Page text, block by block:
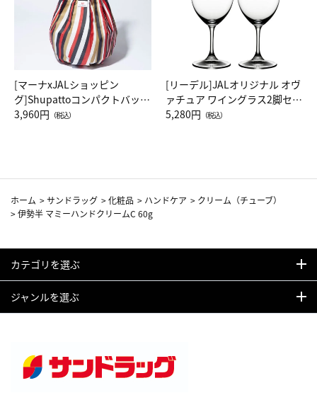
[マーナxJALショッピン
グ]Shupattoコンパクトバッグ
Drop JAL客室乗務員（LC）ス
3,960円 （税込）
[リーデル]JALオリジナル オヴ
ァチュア ワイングラス2脚セッ
ト（レッドワイン）
5,280円 （税込）
ホーム >サンドラッグ >化粧品 > ハンドケア > クリーム（チューブ）
>伊勢半 マミーハンドクリームC 60g
カテゴリを選ぶ
ジャンルを選ぶ